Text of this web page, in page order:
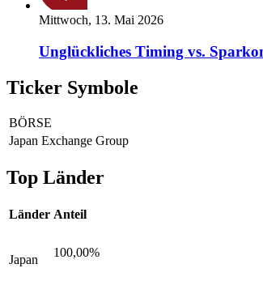
Mittwoch, 13. Mai 2026
Unglückliches Timing vs.
Ticker Symbole
BÖRSE
Japan Exchange Group
Top Länder
Länder Anteil
Japan
100,00%